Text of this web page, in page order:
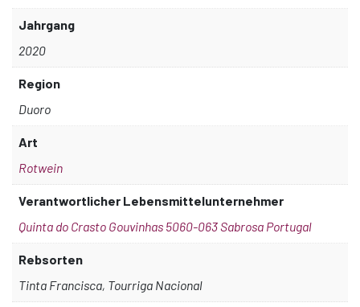
Jahrgang
2020
Region
Duoro
Art
Rotwein
Verantwortlicher Lebensmittelunternehmer
Quinta do Crasto Gouvinhas 5060-063 Sabrosa Portugal
Rebsorten
Tinta Francisca, Tourriga Nacional